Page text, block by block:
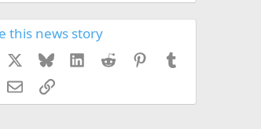
this news story
Bluesky LinkedInReddit Pinterest
EmailLink